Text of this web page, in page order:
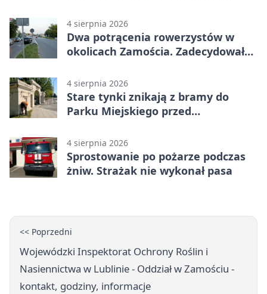
4 sierpnia 2026
Dwa potrącenia rowerzystów w
okolicach Zamościa. Zadecydowało
4 sierpnia 2026
Stare tynki znikają z bramy do
Parku Miejskiego przed
4 sierpnia 2026
Sprostowanie po pożarze podczas
żniw. Strażak nie wykonał pasa
<< Poprzedni
Wojewódzki Inspektorat Ochrony Roślin i
Nasiennictwa w Lublinie - Oddział w Zamościu -
kontakt, godziny, informacje